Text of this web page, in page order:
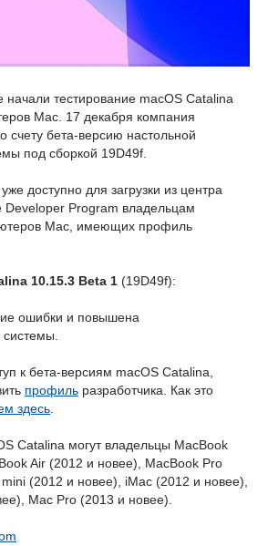
тестирование macOS Catalina
Mac. 17 декабря компания
счету бета-версию настольной
под сборкой 19D49f.
доступно для загрузки из центра
Developer Program владельцам
Mac, имеющих профиль
10.15.3 Beta 1 (19D49f):
ошибки и повышена
системы.
к бета-версиям macOS Catalina,
профиль разработчика. Как это
здесь
Catalina могут владельцы MacBook
Air (2012 и новее), MacBook Pro
(2012 и новее), iMac (2012 и новее),
Mac Pro (2013 и новее).